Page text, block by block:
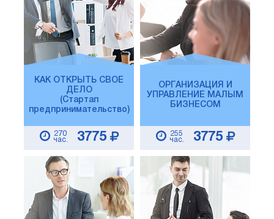
КАК ОТКРЫТЬ СВОЕ
ДЕЛО
(Стартап
предпринимательство)
270
час.
3775
ОРГАНИЗАЦИЯ И
УПРАВЛЕНИЕ МАЛЫМ
БИЗНЕСОМ
255
час.
3775